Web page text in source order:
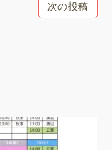
次の投稿